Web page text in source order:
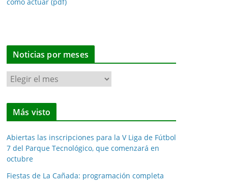
Noticias por meses
N
o
t
i
a
p
Más visto
Abiertas las inscripciones para la V Liga de Fútbol
7 del Parque Tecnológico, que comenzará en
octubre
Fiestas de La Cañada: programación completa